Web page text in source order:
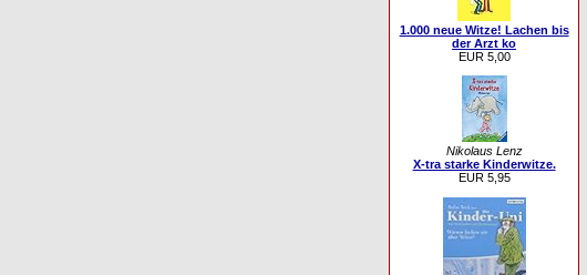
1.000 neue Witze! Lachen bis
der Arzt ko
EUR 5,00
Nikolaus Lenz
X-tra starke Kinderwitze.
EUR 5,95